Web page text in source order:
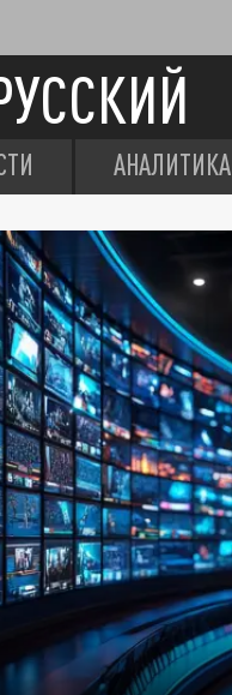
АНАЛИТИКА